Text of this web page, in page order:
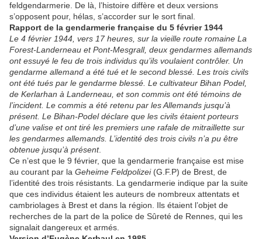
feldgendarmerie. De là, l’histoire diffère et deux versions
s’opposent pour, hélas, s’accorder sur le sort final.
Rapport de la gendarmerie française du 5 février 1944
Le 4 février 1944, vers 17 heures, sur la vieille route romaine La
Forest-Landerneau et Pont-Mesgrall, deux gendarmes allemands
ont essuyé le feu de trois individus qu’ils voulaient contrôler. Un
gendarme allemand a été tué et le second blessé. Les trois civils
ont été tués par le gendarme blessé. Le cultivateur Bihan Podel,
de Kerlarhan à Landerneau, et son commis ont été témoins de
l’incident. Le commis a été retenu par les Allemands jusqu’à
présent. Le Bihan-Podel déclare que les civils étaient porteurs
d’une valise et ont tiré les premiers une rafale de mitraillette sur
les gendarmes allemands. L’identité des trois civils n’a pu être
obtenue jusqu’à présent.
Ce n’est que le 9 février, que la gendarmerie française est mise
au courant par la Geheime Feldpolizei(G.F.P) de Brest, de
l’identité des trois résistants. La gendarmerie indique par la suite
que ces individus étaient les auteurs de nombreux attentats et
cambriolages à Brest et dans la région. Ils étaient l’objet de
recherches de la part de la police de Sûreté de Rennes, qui les
signalait dangereux et armés.